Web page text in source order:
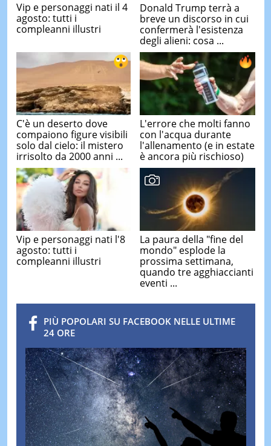
Vip e personaggi nati il 4
agosto: tutti i
compleanni illustri
Donald Trump terrà a
breve un discorso in cui
confermerà l'esistenza
degli alieni: cosa ...
C'è un deserto dove
compaiono figure visibili
solo dal cielo: il mistero
irrisolto da 2000 anni ...
L'errore che molti fanno
con l'acqua durante
l'allenamento (e in estate
è ancora più rischioso)
Vip e personaggi nati l'8
agosto: tutti i
compleanni illustri
La paura della "fine del
mondo" esplode la
prossima settimana,
quando tre agghiaccianti
eventi ...
PIÙ POPOLARI SU FACEBOOK NELLE ULTIME
24 ORE